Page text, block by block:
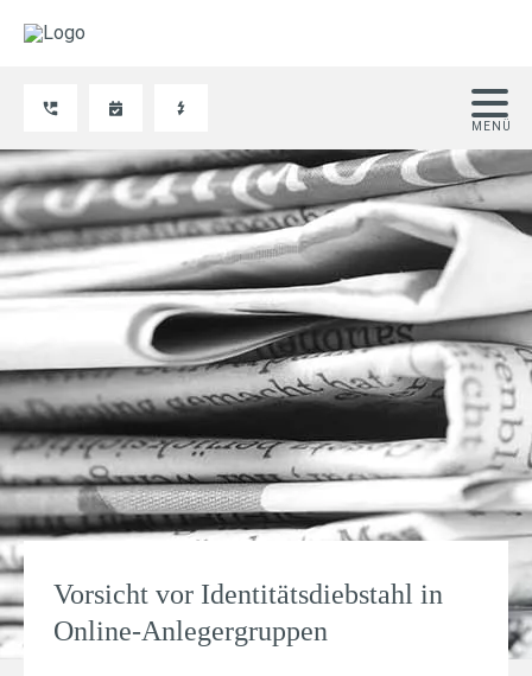
Vorsicht vor Identitätsdiebstahl in
Online-Anlegergruppen